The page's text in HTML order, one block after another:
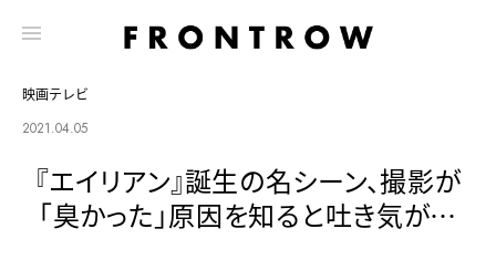
映画テレビ
2021.04.05
『エイリアン』誕生の名シーン、撮影が
「臭かった」原因を知ると吐き気が…